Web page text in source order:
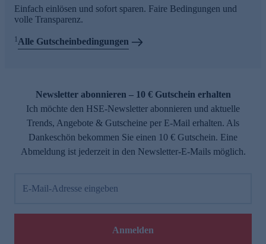
Einfach einlösen und sofort sparen. Faire Bedingungen und
volle Transparenz.
1Alle Gutscheinbedingungen
Newsletter abonnieren – 10 € Gutschein erhalten
Ich möchte den HSE-Newsletter abonnieren und aktuelle
Trends, Angebote & Gutscheine per E-Mail erhalten. Als
Dankeschön bekommen Sie einen 10 € Gutschein. Eine
Abmeldung ist jederzeit in den Newsletter-E-Mails möglich.
E-Mail-Adresse eingeben
Anmelden